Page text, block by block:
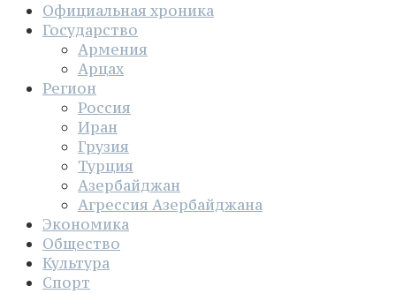
Официальная хроника
Государство
Армения
Арцах
Регион
Россия
Иран
Грузия
Турция
Азербайджан
Агрессия Азербайджана
Экономика
Общество
Культура
Спорт